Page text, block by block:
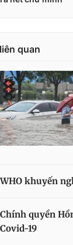
quan
WHO khuyến
Chính quyền
Covid-19